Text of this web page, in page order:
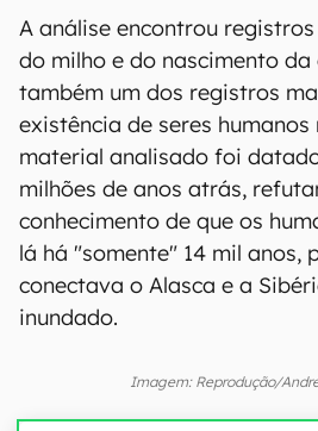
A análise encontrou
do milho e do nascimento
também um dos registros
existência de seres humanos
material analisado foi
milhões de anos atrás,
conhecimento de que os
lá há "somente" 14 mil anos,
conectava o Alasca e a
inundado.
Imagem: Reprodução/